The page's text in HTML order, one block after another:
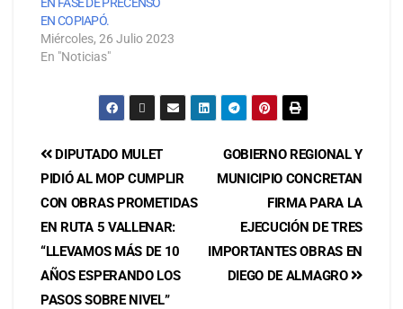
EN COPIAPÓ.
Miércoles, 26 Julio 2023
En "Noticias"
GOBIERNO REGIONAL Y
MUNICIPIO CONCRETAN
FIRMA PARA LA
EJECUCIÓN DE TRES
IMPORTANTES OBRAS EN
DIEGO DE ALMAGRO
DIPUTADO MULET
PIDIÓ AL MOP CUMPLIR
CON OBRAS PROMETIDAS
EN RUTA 5 VALLENAR:
“LLEVAMOS MÁS DE 10
AÑOS ESPERANDO LOS
PASOS SOBRE NIVEL”